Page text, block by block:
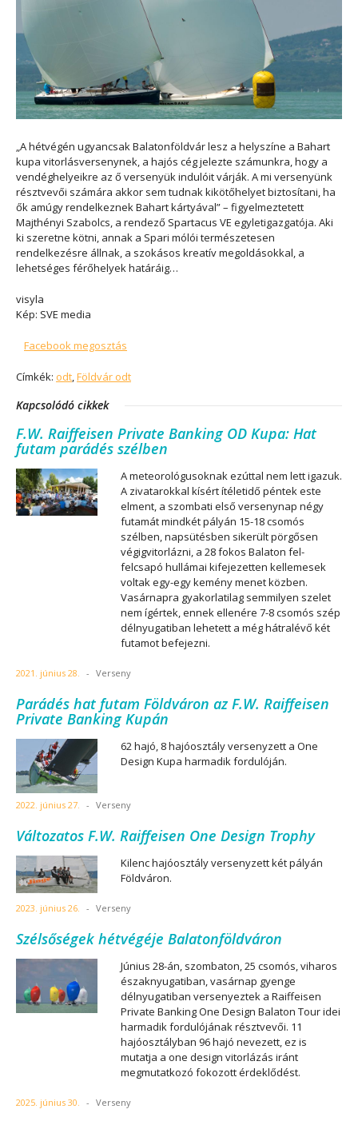
„A hétvégén ugyancsak Balatonföldvár lesz a helyszíne a Bahart
kupa vitorlásversenynek, a hajós cég jelezte számunkra, hogy a
vendéghelyeikre az ő versenyük indulóit várják. A mi versenyünk
résztvevői számára akkor sem tudnak kikötőhelyet biztosítani, ha
ők amúgy rendelkeznek Bahart kártyával” – figyelmeztetett
Majthényi Szabolcs, a rendező Spartacus VE egyletigazgatója. Aki
ki szeretne kötni, annak a Spari mólói természetesen
rendelkezésre állnak, a szokásos kreatív megoldásokkal, a
lehetséges férőhelyek határáig…
visyla
Kép: SVE media
Facebook megosztás
Címkék: odt,Földvár odt
Kapcsolódó cikkek
F.W. Raiffeisen Private Banking OD Kupa: Hat
futam parádés szélben
A meteorológusoknak ezúttal nem lett igazuk.
A zivatarokkal kísért ítéletidő péntek este
elment, a szombati első versenynap négy
futamát mindkét pályán 15-18 csomós
szélben, napsütésben sikerült pörgősen
végigvitorlázni, a 28 fokos Balaton fel-
felcsapó hullámai kifejezetten kellemesek
voltak egy-egy kemény menet közben.
Vasárnapra gyakorlatilag semmilyen szelet
nem ígértek, ennek ellenére 7-8 csomós szép
délnyugatiban lehetett a még hátralévő két
futamot befejezni.
2021. június 28. - Verseny
Parádés hat futam Földváron az F.W. Raiffeisen
Private Banking Kupán
62 hajó, 8 hajóosztály versenyzett a One
Design Kupa harmadik fordulóján.
2022. június 27. - Verseny
Változatos F.W. Raiffeisen One Design Trophy
Kilenc hajóosztály versenyzett két pályán
Földváron.
2023. június 26. - Verseny
Szélsőségek hétvégéje Balatonföldváron
Június 28-án, szombaton, 25 csomós, viharos
északnyugatiban, vasárnap gyenge
délnyugatiban versenyeztek a Raiffeisen
Private Banking One Design Balaton Tour idei
harmadik fordulójának résztvevői. 11
hajóosztályban 96 hajó nevezett, ez is
mutatja a one design vitorlázás iránt
megmutatkozó fokozott érdeklődést.
2025. június 30. - Verseny